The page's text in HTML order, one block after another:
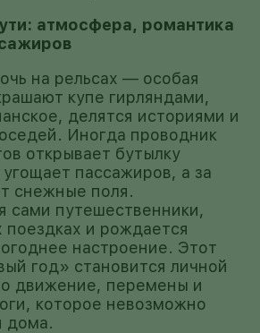
атмосфера, романтика
на рельсах — особая
купе гирляндами,
делятся историями и
Иногда проводник
открывает бутылку
пассажиров, а за
снежные поля.
сами путешественники,
поездках и рождается
настроение. Этот
год» становится личной
движение, перемены и
которое невозможно
дома.